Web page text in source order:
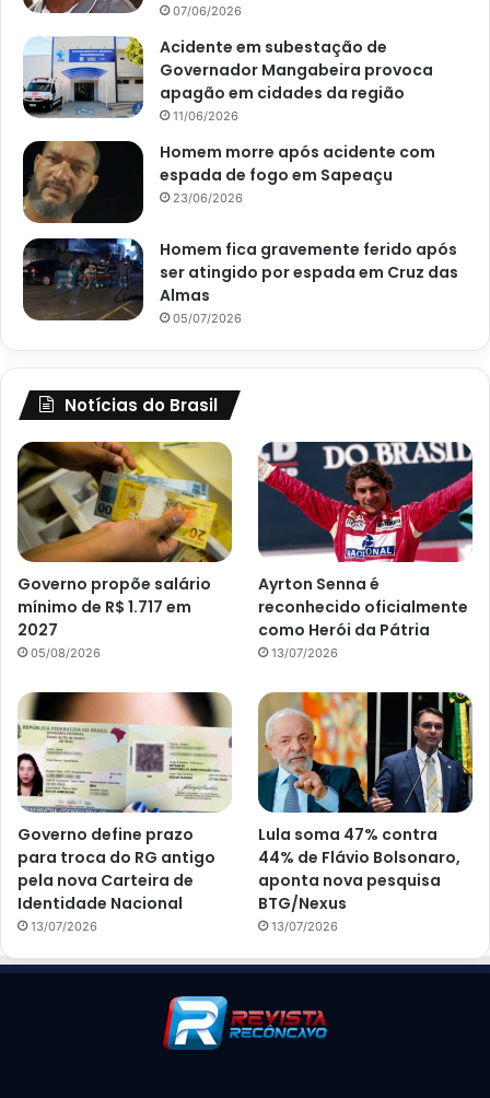
07/06/2026
Acidente em subestação de
Governador Mangabeira provoca
apagão em cidades da região
11/06/2026
Homem morre após acidente com
espada de fogo em Sapeaçu
23/06/2026
Homem fica gravemente ferido após
ser atingido por espada em Cruz das
Almas
05/07/2026
Notícias do Brasil
Governo propõe salário
mínimo de R$ 1.717 em
2027
05/08/2026
Ayrton Senna é
reconhecido oficialmente
como Herói da Pátria
13/07/2026
Governo define prazo
para troca do RG antigo
pela nova Carteira de
Identidade Nacional
13/07/2026
Lula soma 47% contra
44% de Flávio Bolsonaro,
aponta nova pesquisa
BTG/Nexus
13/07/2026